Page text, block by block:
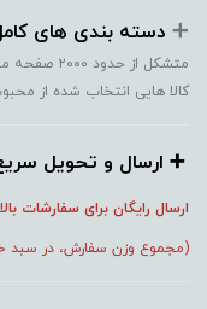
➕️ دسته بندی های
متشکل از حدود ۲۰۰۰ صفحه محصول و ۵۰۰۰ قلم sku کالا
کالا هایی انتخاب شده از
➕️ ارسال و تحویل
ارسال رایگان برای سفارشات بالا 3 میلیون که زیر ۷۵۰
(مجموع وزن سفارش، در سبد